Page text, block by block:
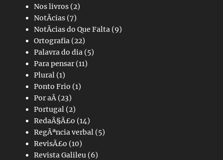
Nos livros (2)
NotÃ­cias (7)
NotÃ­cias do Que Falta (9)
Ortografia (22)
Palavra do dia (5)
Para pensar(11)
Plural (1)
Ponto Frio (1)
Por aÃ­ (23)
Portugal (2)
RedaÃ§Ã£o (14)
RegÃªncia verbal (5)
RevisÃ£o (10)
Revista Galileu (6)